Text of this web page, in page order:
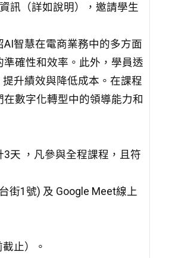
訊（詳如說明），邀請學生
智慧在電商業務中的多方面
確性和效率。此外，學員透
升績效與降低成本。在課程
數字化轉型中的領導能力和
天 ，凡參與全程課程，且符
街1號) 及 Google Meet線上
止）。